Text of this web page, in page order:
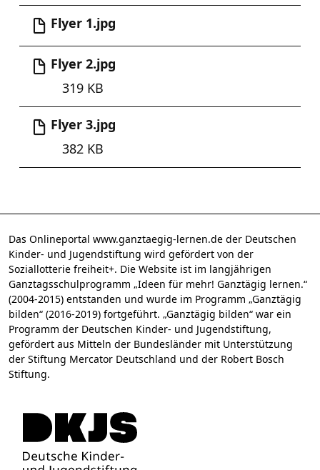
Flyer 1.jpg
Flyer 2.jpg
319 KB
Flyer 3.jpg
382 KB
Das Onlineportal www.ganztaegig-lernen.de der Deutschen
Kinder- und Jugendstiftung wird gefördert von der
Soziallotterie freiheit+. Die Website ist im langjährigen
Ganztagsschulprogramm „Ideen für mehr! Ganztägig lernen.“
(2004-2015) entstanden und wurde im Programm „Ganztägig
bilden“ (2016-2019) fortgeführt. „Ganztägig bilden“ war ein
Programm der Deutschen Kinder- und Jugendstiftung,
gefördert aus Mitteln der Bundesländer mit Unterstützung
der Stiftung Mercator Deutschland und der Robert Bosch
Stiftung.